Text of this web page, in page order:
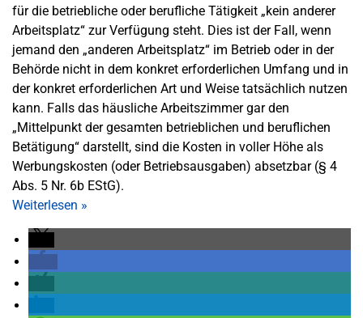
für die betriebliche oder berufliche Tätigkeit „kein anderer
Arbeitsplatz“ zur Verfügung steht. Dies ist der Fall, wenn
jemand den „anderen Arbeitsplatz“ im Betrieb oder in der
Behörde nicht in dem konkret erforderlichen Umfang und in
der konkret erforderlichen Art und Weise tatsächlich nutzen
kann. Falls das häusliche Arbeitszimmer gar den
„Mittelpunkt der gesamten betrieblichen und beruflichen
Betätigung“ darstellt, sind die Kosten in voller Höhe als
Werbungskosten (oder Betriebsausgaben) absetzbar (§ 4
Abs. 5 Nr. 6b EStG).
Weiterlesen »